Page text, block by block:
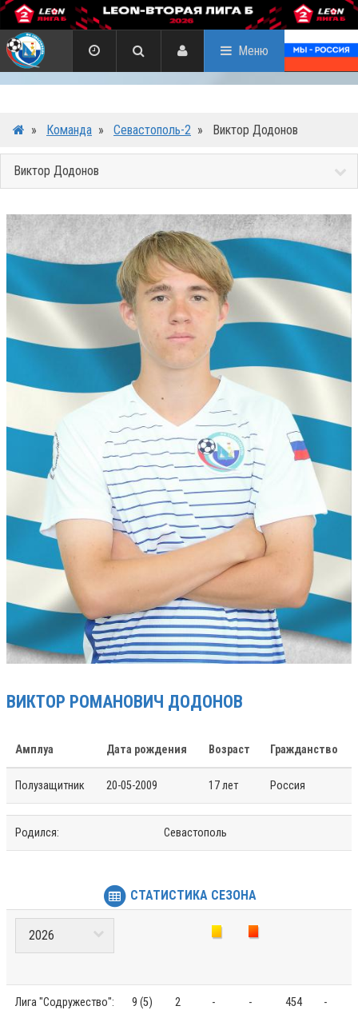
Меню
» Команда » Севастополь-2 » Виктор Додонов
ВИКТОР РОМАНОВИЧ ДОДОНОВ
Амплуа Дата рождения Возраст Гражданство
Полузащитник 20-05-2009 17 лет Россия
Родился: Севастополь
СТАТИСТИКА СЕЗОНА
Лига "Содружество": 9 (5) 2 - -
454
-